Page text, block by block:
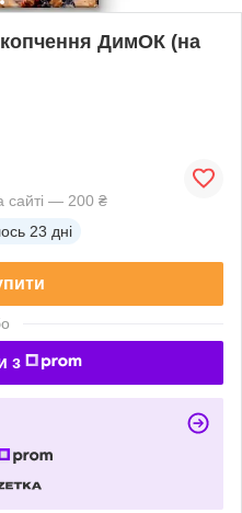
копчення ДимОК (на
сайті — 200 ₴
23 дні
з